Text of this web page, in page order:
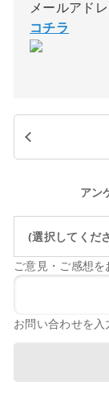
メールアド
コチラ
アン
(選択してくだ
ご意見・ご感想
お問い合わせを